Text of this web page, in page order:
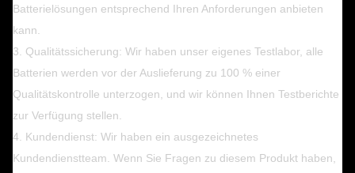
Batterielösungen entsprechend Ihren Anforderungen anbieten
kann.
3. Qualitätssicherung: Wir haben unser eigenes Testlabor, alle
Batterien werden vor der Auslieferung zu 100 % einer
Qualitätskontrolle unterzogen, und wir können Ihnen Testberichte
zur Verfügung stellen.
4. Kundendienst: Wir haben ein ausgezeichnetes
Kundendienstteam. Wenn Sie Fragen zu diesem Produkt haben,